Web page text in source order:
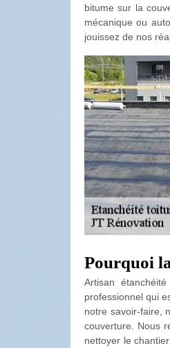
bitume sur la
mécanique ou
jouissez de nos
Pourquoi
Artisan
professionnel qui
notre savoir-faire,
couverture. Nous
nettoyer le